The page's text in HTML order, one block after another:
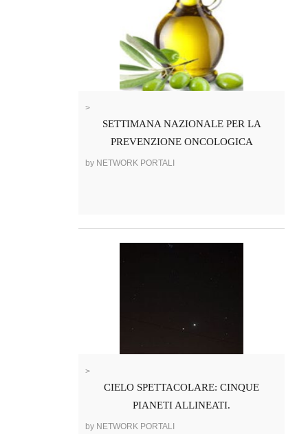
>
SETTIMANA NAZIONALE PER LA
PREVENZIONE ONCOLOGICA
by NETWORK PORTALI
>
CIELO SPETTACOLARE: CINQUE
PIANETI ALLINEATI.
by NETWORK PORTALI